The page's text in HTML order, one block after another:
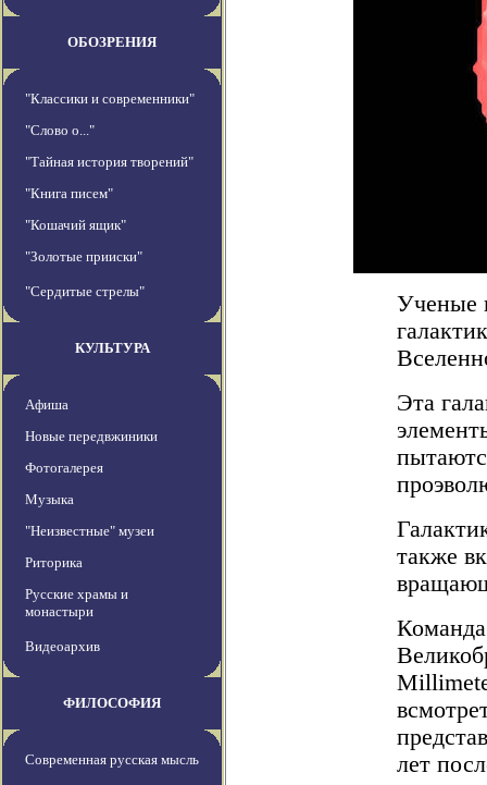
ОБОЗРЕНИЯ
"Классики и современники"
"Слово о..."
"Тайная история творений"
"Книга писем"
"Кошачий ящик"
"Золотые прииски"
"Сердитые стрелы"
КУЛЬТУРА
Афиша
Новые передвжиники
Фотогалерея
Музыка
"Неизвестные" музеи
Риторика
Русские храмы и
монастыри
Видеоархив
ФИЛОСОФИЯ
Современная русская мысль
Ученые
Эта
также
лет